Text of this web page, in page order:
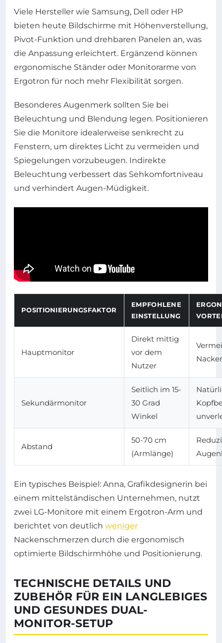
Viele Hersteller wie Samsung, Dell oder HP
bieten heute Bildschirme mit Höhenverstellung,
Pivot-Funktion und drehbaren Panelen an, was
die Anpassung erleichtert. Ergänzend können
ergonomische Ständer oder Monitorarme von
Ergotron für noch mehr Flexibilität sorgen.
Besonderes Augenmerk sollten Sie bei
Beleuchtung und Blendung legen. Positionieren
Sie die Monitore idealerweise senkrecht zu
Fenstern, um direktes Licht zu vermeiden und
Spiegelungen vorzubeugen. Indirekte
Beleuchtung verbessert das Sehkomfortniveau
und verhindert Augen-Müdigkeit.
POSITIONIERUNGSFAKTOR
EMPFOHLENE
EINSTELLUNG
Hauptmonitor
Direkt mittig
vor dem
Nutzer
Sekundärmonitor
Seitlich im 15-
30 Grad
Winkel
Abstand
50-70 cm
(Armlänge)
Ein typisches Beispiel: Anna, Grafikdesignerin bei
einem mittelständischen Unternehmen, nutzt
zwei LG-Monitore mit einem Ergotron-Arm und
berichtet von deutlich weniger
Nackenschmerzen durch die ergonomisch
optimierte Bildschirmhöhe und Positionierung.
TECHNISCHE DETAILS UND
ZUBEHÖR FÜR EIN LANGLEBIGES
UND GESUNDES DUAL-
MONITOR-SETUP